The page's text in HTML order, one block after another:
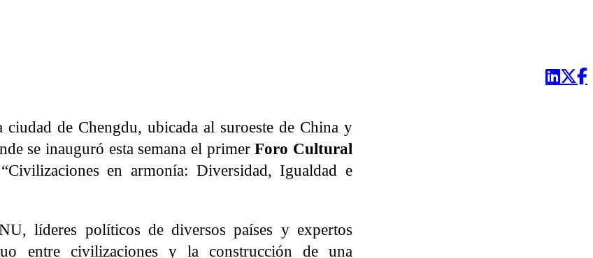
de Chengdu, ubicada al suroeste de China y
se inauguró esta semana el primerForo Cultural
en armonía: Diversidad, Igualdad e
líderes políticos de diversos países y expertos
entre civilizaciones y la construcción de una